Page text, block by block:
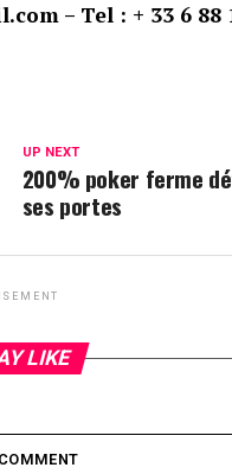
– Tel : + 33 6 88
UP NEXT
200% poker ferme
ses portes
LIKE